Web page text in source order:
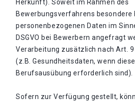
Herkunft). Soweit im Rahmen des
Bewerbungsverfahrens besondere
personenbezogenen Daten im
DSGVO bei Bewerbern angefragt
Verarbeitung zusätzlich nach Art. 9
(z.B. Gesundheitsdaten, wenn
Berufsausübung erforderlich sind).
Sofern zur Verfügung gestellt,